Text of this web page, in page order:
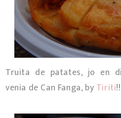
Truita de patates, jo en
venia de Can Fanga, by Tiriti